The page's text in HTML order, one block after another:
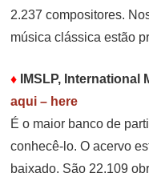
2.237 compositores.
música clássica estão
♦ IMSLP,
aqui – here
É o maior banco de
conhecê-lo. O acervo
baixado. São 22.109